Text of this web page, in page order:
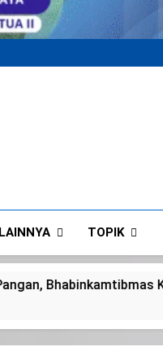
TOPIK
Merempan Tinjau